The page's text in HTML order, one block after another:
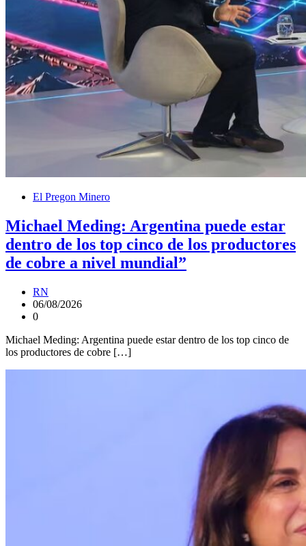
El Pregon Minero
Michael Meding: Argentina puede estar
dentro de los top cinco de los productores
de cobre a nivel mundial”
RN
06/08/2026
0
Michael Meding: Argentina puede estar dentro de los top cinco de
los productores de cobre […]